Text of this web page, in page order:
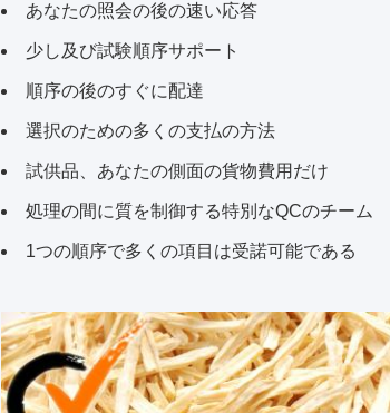
あなたの照会の後の速い応答
少し及び試験順序サポート
順序の後のすぐに配達
選択のための多くの支払の方法
試供品、あなたの側面の貨物費用だけ
処理の間に質を制御する特別なQCのチーム
1つの順序で多くの項目は受諾可能である